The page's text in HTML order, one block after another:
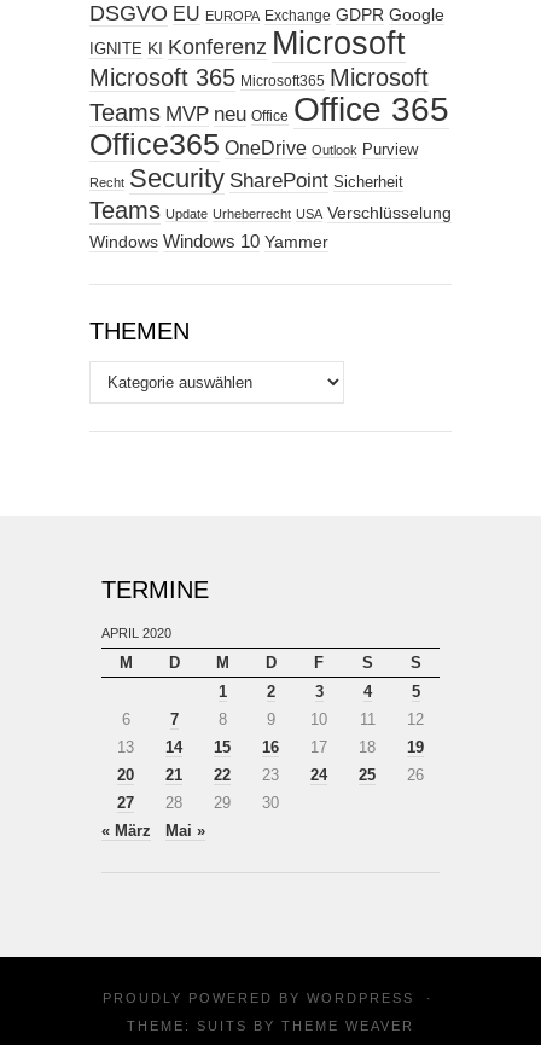
DSGVO EU EUROPA Exchange GDPR Google
IGNITE KI Konferenz Microsoft
Microsoft 365 Microsoft365 Microsoft
Teams MVP neu Office Office 365
Office365 OneDrive Outlook Purview
Recht Security SharePoint Sicherheit
Teams Update Urheberrecht USA Verschlüsselung
Windows Windows 10 Yammer
THEMEN
Themen
TERMINE
APRIL 2020
M D M D F S
S
1
2 3 4
5
6
7 8 9 10 11
12
13
14 15 16 17 18
19
20
21 22 23 24 25
26
27
28 29
30
« März
Mai »
PROUDLY POWERED BY WORDPRESS
·
THEME: SUITS BY THEME WEAVER